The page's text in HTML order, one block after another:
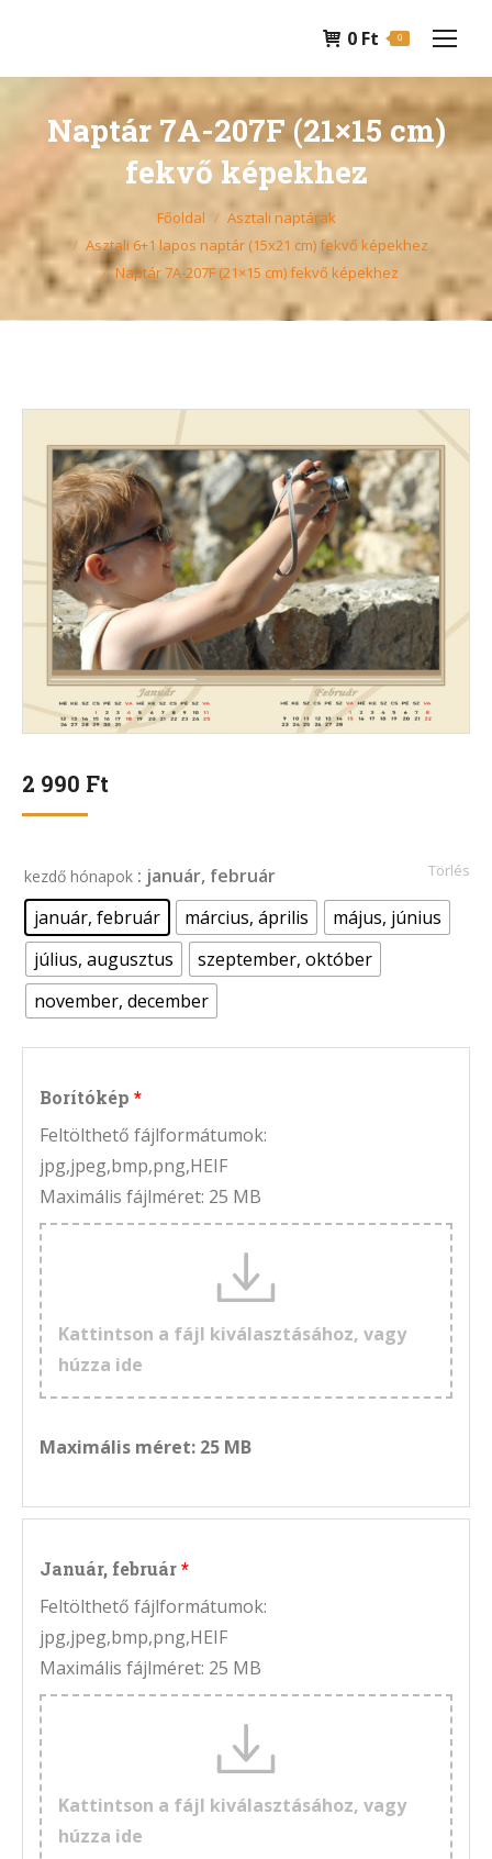
0 Ft 0
Naptár 7A-207F (21×15 cm)
fekvő képekhez
You are here: Főoldal
Asztali naptárak
Asztali 6+1 lapos naptár (15x21 cm) fekvő képekhez
Naptár 7A-207F (21×15 cm) fekvő képekhez
2 990 Ft
kezdő hónapok : január, február
január, február
március, április
május, június
július, augusztus
szeptember, október
november, december
Törlés
Borítókép
Feltölthető fájlformátumok:
jpg,jpeg,bmp,png,HEIF
Maximális fájlméret: 25 MB
Kattintson a fájl kiválasztásához, vagy
húzza ide
Maximális méret: 25 MB
Január, február
Feltölthető fájlformátumok:
jpg,jpeg,bmp,png,HEIF
Maximális fájlméret: 25 MB
Kattintson a fájl kiválasztásához, vagy
húzza ide